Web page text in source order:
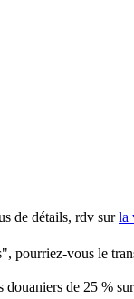
de détails, rdv surla
pourriez-vous le
de 25 %